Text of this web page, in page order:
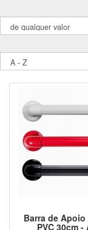
Barra de Apoio
PVC 30cm -